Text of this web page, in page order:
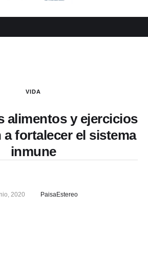
VIDA
alimentos y ejercicios
a fortalecer el sistema
inmune
2020 PaisaEstereo